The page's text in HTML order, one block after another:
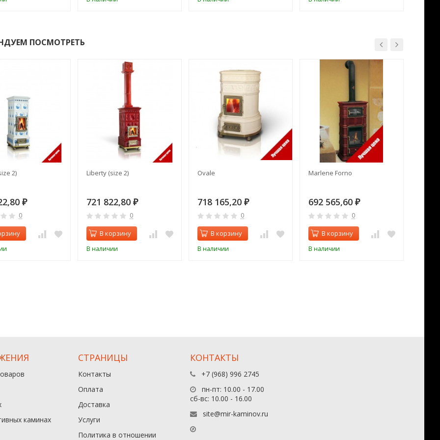
ПОСМОТРЕТЬ
2)
₽
0
Liberty (size 2)
721 822,80 ₽
0
В корзину
В наличии
Ovale
718 165,20 ₽
0
В корзину
В наличии
Marlene Forno
692 565,60 ₽
0
В корзину
В наличии
каминах
СТРАНИЦЫ
Контакты
Оплата
Доставка
Услуги
Политика в отношении
КОНТАКТЫ
+7 (968) 996 2745
пн-пт: 10.00 - 17.00
сб-вс: 10.00 - 16.00
site@mir-kaminov.ru